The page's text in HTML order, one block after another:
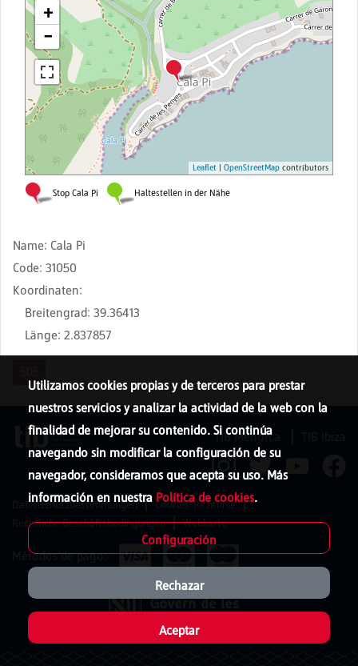
Name: Cala Pi
Code: 31050
Koordinaten:
Breitengrad: 39.36413
Länge: 2.837857
Utilizamos cookies propias y de terceros para prestar
nuestros servicios y analizar la actividad de la web con la
finalidad de mejorar su contenido. Si continúa
navegando sin modificar la configuración de su
navegador, consideramos que acepta su uso. Más
información en nuestra Política de cookies.
Configuración
Rechazar
Aceptar
TIB Menorca
Datenschutzbestimmungen
Cookies-Richtlinie
Rechtliche Geschäftsbedingungen
Webkarte
Métodos de pago: